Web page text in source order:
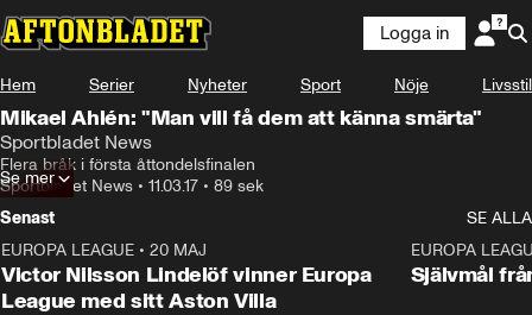
Logga in
Hem Serier Nyheter Sport Nöje Livsstil
Mikael Ahlén: "Man vill få dem att känna smärta"
Sportbladet News
Flera bråk i första åttondelsfinalen
Sportbladet News • 11.03.17 • 89 sek
Se mer
Senast
SE ALLA
EUROPA LEAGUE • 20 MAJ
Victor Nilsson Lindelöf vinner Europa
League med sitt Aston Villa
EUROPA
Självmål